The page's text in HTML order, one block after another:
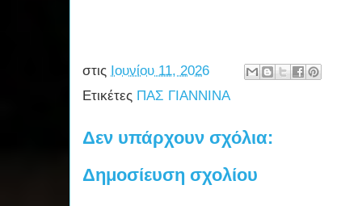
στις Ιουνίου 11, 2026
Ετικέτες ΠΑΣ ΓΙΑΝΝΙΝΑ
Δεν υπάρχουν σχόλια:
Δημοσίευση σχολίου